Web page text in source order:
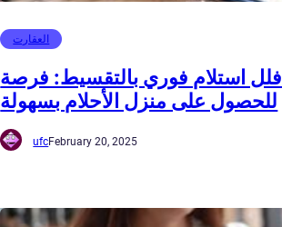
العقارت
فلل استلام فوري بالتقسيط: فرصة
للحصول على منزل الأحلام بسهولة
ufcFebruary 20, 2025